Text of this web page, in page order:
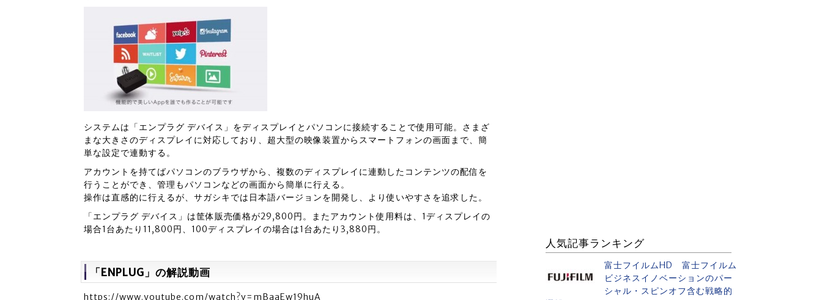
システムは「エンプラグ デバイス」をディスプレイとパソコンに接続することで使用可能。さまざ
まな大きさのディスプレイに対応しており、超大型の映像装置からスマートフォンの画面まで、簡
単な設定で連動する。
アカウントを持てばパソコンのブラウザから、複数のディスプレイに連動したコンテンツの配信を
行うことができ、管理もパソコンなどの画面から簡単に行える。
操作は直感的に行えるが、サガシキでは日本語バージョンを開発し、より使いやすさを追求した。
「エンプラグ デバイス」は筐体販売価格が29,800円。またアカウント使用料は、1ディスプレイの
場合1台あたり11,800円、100ディスプレイの場合は1台あたり3,880円。
「ENPLUG」の解説動画
https://www.youtube.com/watch?v=mBaaEw19huA
人気記事ランキング
富士フイルムHD 富士フイルム
ビジネスイノベーションのパー
シャル・スピンオフ含む戦略的